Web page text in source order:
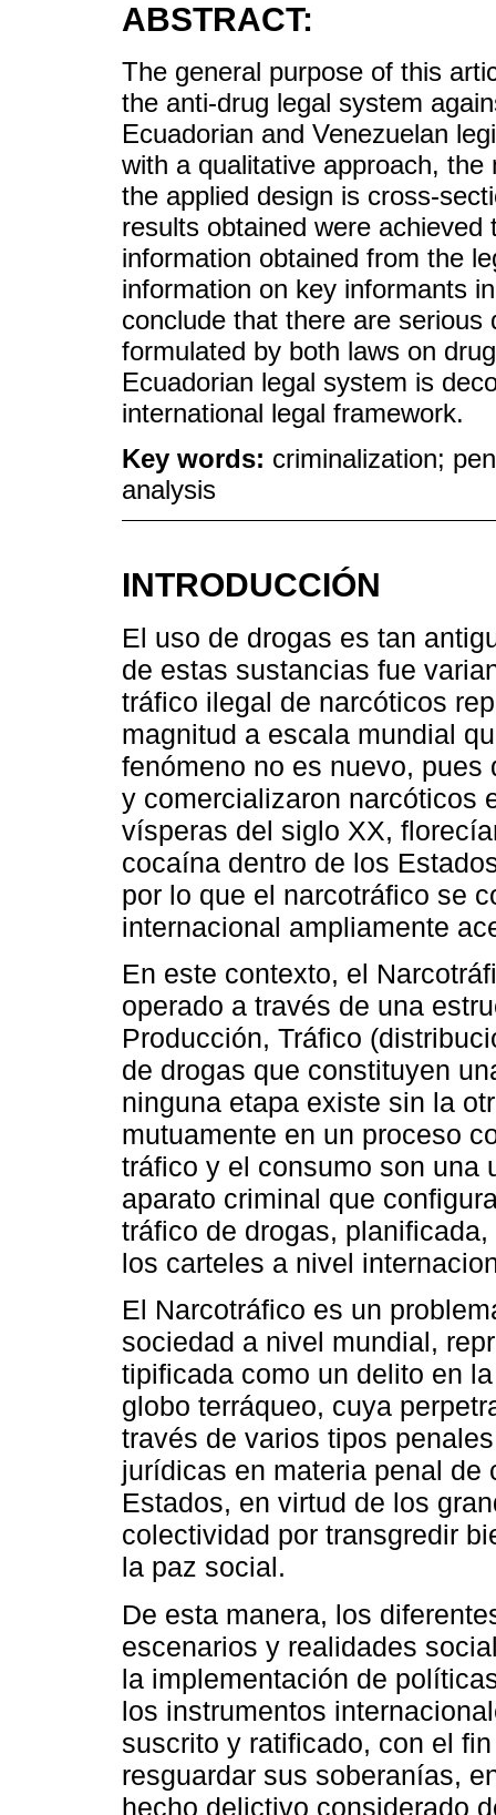
ABSTRACT:
The general purpose of this
the anti-drug legal system
Ecuadorian and Venezuelan
with a qualitative approach,
the applied design is cross-
results obtained were
information obtained from the
information on key informants
conclude that there are
formulated by both laws on
Ecuadorian legal system is
international legal framework.
Key words: criminalization;
analysis
INTRODUCCIÓN
El uso de drogas es tan
de estas sustancias fue
tráfico ilegal de narcóticos
magnitud a escala mundial
fenómeno no es nuevo,
y comercializaron narcóticos
vísperas del siglo XX,
cocaína dentro de los
por lo que el narcotráfico se
internacional ampliamente
En este contexto, el
operado a través de una
Producción, Tráfico
de drogas que constituyen
ninguna etapa existe sin la
mutuamente en un proceso
tráfico y el consumo son una
aparato criminal que
tráfico de drogas,
los carteles a nivel
El Narcotráfico es un
sociedad a nivel mundial,
tipificada como un delito en
globo terráqueo, cuya
través de varios tipos
jurídicas en materia penal
Estados, en virtud de los
colectividad por transgredir
la paz social.
De esta manera, los
escenarios y realidades
la implementación de
los instrumentos
suscrito y ratificado, con el
resguardar sus soberanías,
hecho delictivo considerado